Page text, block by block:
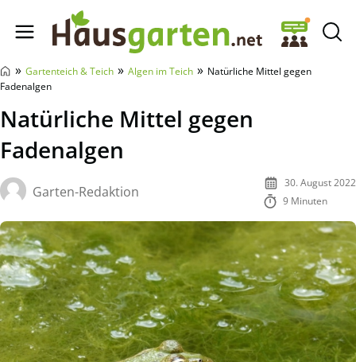
Hausgarten.net
» Gartenteich & Teich » Algen im Teich » Natürliche Mittel gegen
Fadenalgen
Natürliche Mittel gegen
Fadenalgen
Garten-Redaktion
30. August 2022
9 Minuten